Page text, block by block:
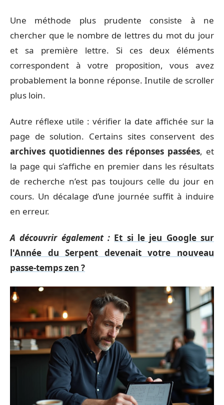
Une méthode plus prudente consiste à ne
chercher que le nombre de lettres du mot du jour
et sa première lettre. Si ces deux éléments
correspondent à votre proposition, vous avez
probablement la bonne réponse. Inutile de scroller
plus loin.
Autre réflexe utile : vérifier la date affichée sur la
page de solution. Certains sites conservent des
archives quotidiennes des réponses passées, et
la page qui s’affiche en premier dans les résultats
de recherche n’est pas toujours celle du jour en
cours. Un décalage d’une journée suffit à induire
en erreur.
A découvrir également : Et si le jeu Google sur
l'Année du Serpent devenait votre nouveau
passe-temps zen ?